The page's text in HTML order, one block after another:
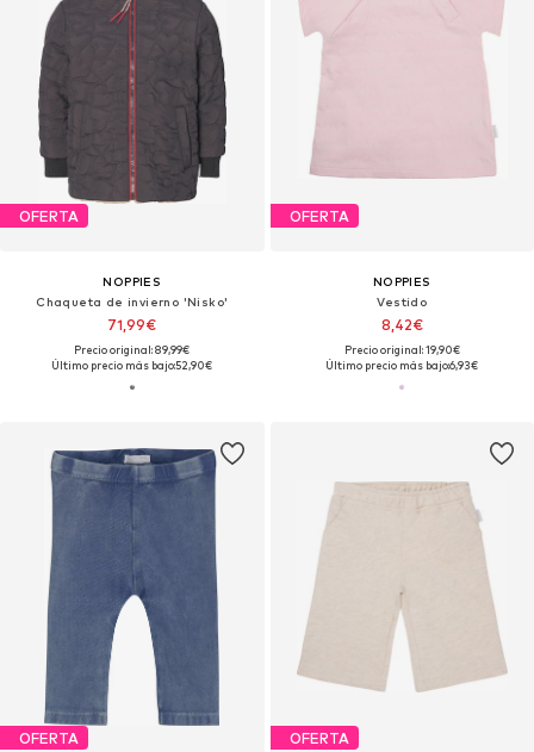
OFERTA
NOPPIES
Chaqueta de invierno 'Nisko'
71,99€
Precio original: 89,99€
Último precio más bajo:52,90€
OFERTA
NOPPIES
Vestido
8,42€
Precio original: 19,90€
Último precio más bajo:6,93€
OFERTA OFERTA